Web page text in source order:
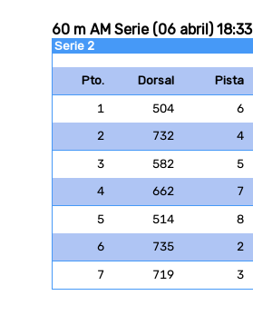
Serie 2
Pto. Dorsal Pista
1
504 6
2
732 4
3
582 5
4
662 7
5
514 8
6
735 2
7
719 3
60 m AM Serie (06 abril) 18:33